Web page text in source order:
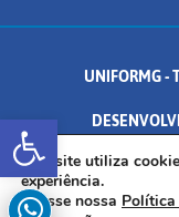
Abrir a
UNIFORMG -
AV. DR. ARNALDO DE
Este site utiliza
experiência.
Acesse nossa Política